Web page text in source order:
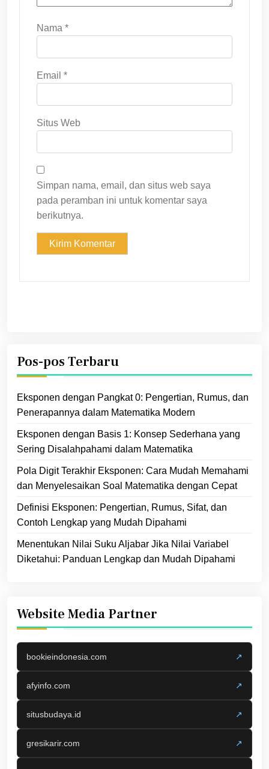
Nama *
Email *
Situs Web
Simpan nama, email, dan situs web saya
pada peramban ini untuk komentar saya
berikutnya.
Pos-pos Terbaru
Eksponen dengan Pangkat 0: Pengertian, Rumus, dan
Penerapannya dalam Matematika Modern
Eksponen dengan Basis 1: Konsep Sederhana yang
Sering Disalahpahami dalam Matematika
Pola Digit Terakhir Eksponen: Cara Mudah Memahami
dan Menyelesaikan Soal Matematika dengan Cepat
Definisi Eksponen: Pengertian, Rumus, Sifat, dan
Contoh Lengkap yang Mudah Dipahami
Menentukan Nilai Suku Aljabar Jika Nilai Variabel
Diketahui: Panduan Lengkap dan Mudah Dipahami
Website Media Partner
bookieindonesia.com ↗
afyinfo.com ↗
situsbudaya.id ↗
gresikarir.com ↗